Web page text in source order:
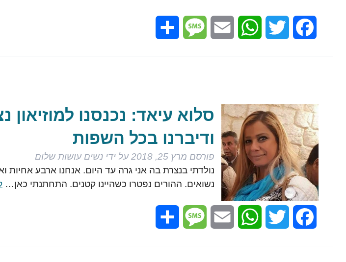
Facebook
Twitter
WhatsApp
Email
Message
סלוא עיאד: נכנסנו למוזיאון
ודיברנו בכל השפות
פורסם מרץ 25, 2018 על ידי נשים עושות שלום
נולדתי בנצרת בה אני גרה עד היום. אנחנו ארבע אחיות
נשואים. ההורים נפטרו כשהיינו קטנים. התחתנתי כאן…
Facebook
Twitter
WhatsApp
Email
Message